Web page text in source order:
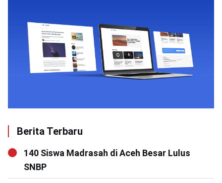
Berita Terbaru
140 Siswa Madrasah di Aceh Besar Lulus
SNBP